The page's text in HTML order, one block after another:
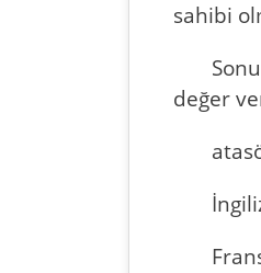
sahibi
değer